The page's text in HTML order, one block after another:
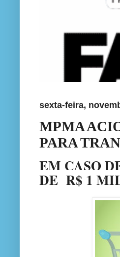
sexta-feira,
MPMA
PARA
EM CASO
DE R$ 1